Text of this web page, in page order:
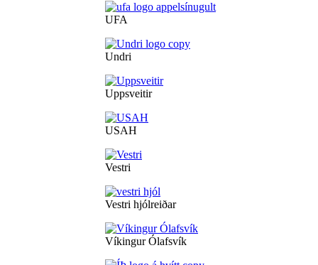
UFA
Undri
Uppsveitir
USAH
Vestri
Vestri hjólreiðar
Víkingur Ólafsvík